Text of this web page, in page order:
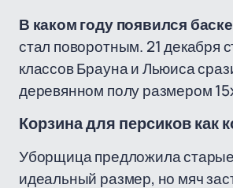
В каком году появился
стал поворотным. 21 декабря
классов Брауна и Льюиса
деревянном полу размером
Корзина для персиков как
Уборщица предложила
идеальный размер, но мяч